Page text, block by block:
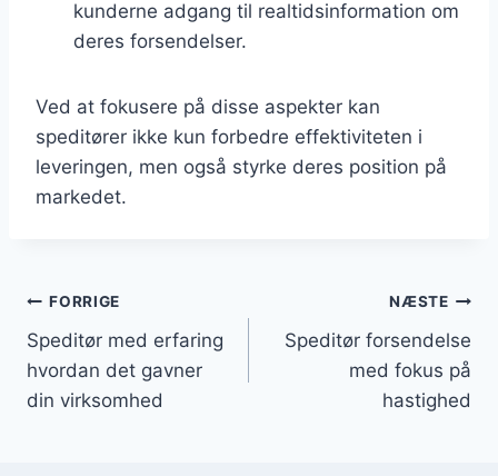
kunderne adgang til realtidsinformation om
deres forsendelser.
Ved at fokusere på disse aspekter kan
speditører ikke kun forbedre effektiviteten i
leveringen, men også styrke deres position på
markedet.
Indlægsnavigation
FORRIGE
Speditør med erfaring
hvordan det gavner
din virksomhed
NÆSTE
Speditør forsendelse
med fokus på
hastighed